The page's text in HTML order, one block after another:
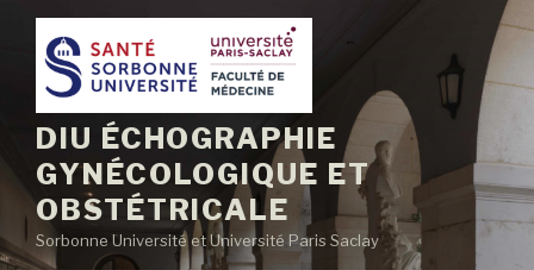
contenu
principal
DIU ÉCHOGRAPHIE
GYNÉCOLOGIQUE ET
OBSTÉTRICALE
Sorbonne Université et Université Paris Saclay